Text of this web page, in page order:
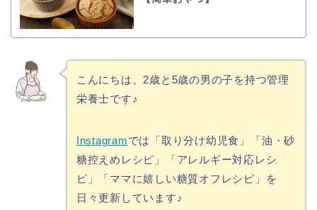
こんにちは、2歳と5歳の男の子を持つ管理
栄養士です♪
Instagramでは「取り分け幼児食」「油・砂
糖控えめレシピ」「アレルギー対応レシ
ピ」「ママに嬉しい糖質オフレシピ」を
日々更新しています♪